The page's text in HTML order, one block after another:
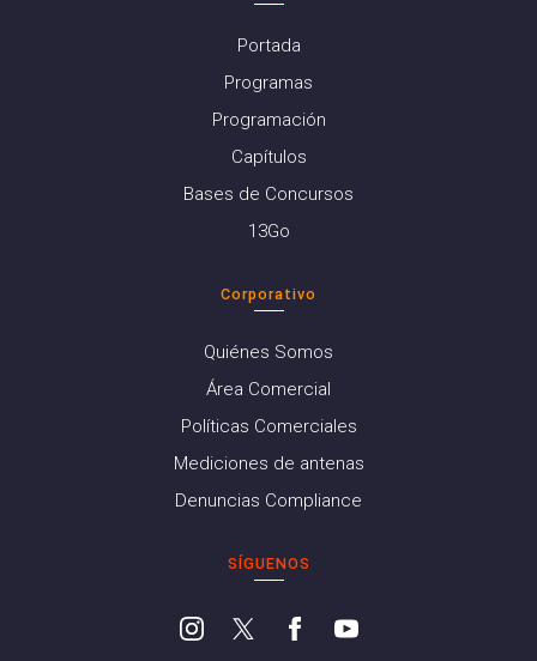
Portada
Programas
Programación
Capítulos
Bases de Concursos
13Go
Corporativo
Quiénes Somos
Área Comercial
Políticas Comerciales
Mediciones de antenas
Denuncias Compliance
SÍGUENOS